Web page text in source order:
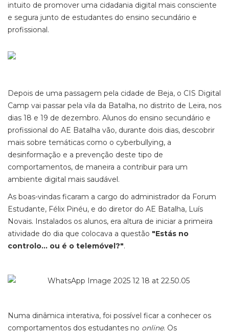
intuito de promover uma cidadania digital mais consciente
e segura junto de estudantes do ensino secundário e
profissional.
Depois de uma passagem pela cidade de Beja, o CIS Digital
Camp vai passar pela vila da Batalha, no distrito de Leira, nos
dias 18 e 19 de dezembro. Alunos do ensino secundário e
profissional do AE Batalha vão, durante dois dias, descobrir
mais sobre temáticas como o cyberbullying, a
desinformação e a prevenção deste tipo de
comportamentos, de maneira a contribuir para um
ambiente digital mais saudável.
As boas-vindas ficaram a cargo do administrador da Forum
Estudante, Félix Pinéu, e do diretor do AE Batalha, Luís
Novais. Instalados os alunos, era altura de iniciar a primeira
atividade do dia que colocava a questão "Estás no
controlo... ou é o telemóvel?".
Numa dinâmica interativa, foi possível ficar a conhecer os
comportamentos dos estudantes no online. Os